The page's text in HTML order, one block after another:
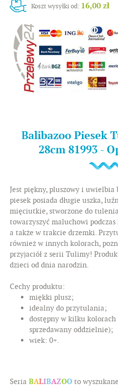
Koszt wysyłki od: 16,00 zł
Balibazoo Piesek
28cm 81993 -
Jest piękny, pluszowy i uwielbia
piesek posiada długie uszka,
mięciutkie, stworzone do
towarzyszyć maluchowi
a także w trakcie drzemki.
również w innych kolorach,
przyjaciół z serii Tulimy!
dzieci od dnia narodzin.
Cechy produktu:
miękki plusz;
idealny do przytulania;
dostępny w kilku
sprzedawany oddzielnie);
wiek: 0+.
Seria BALIBAZOO to